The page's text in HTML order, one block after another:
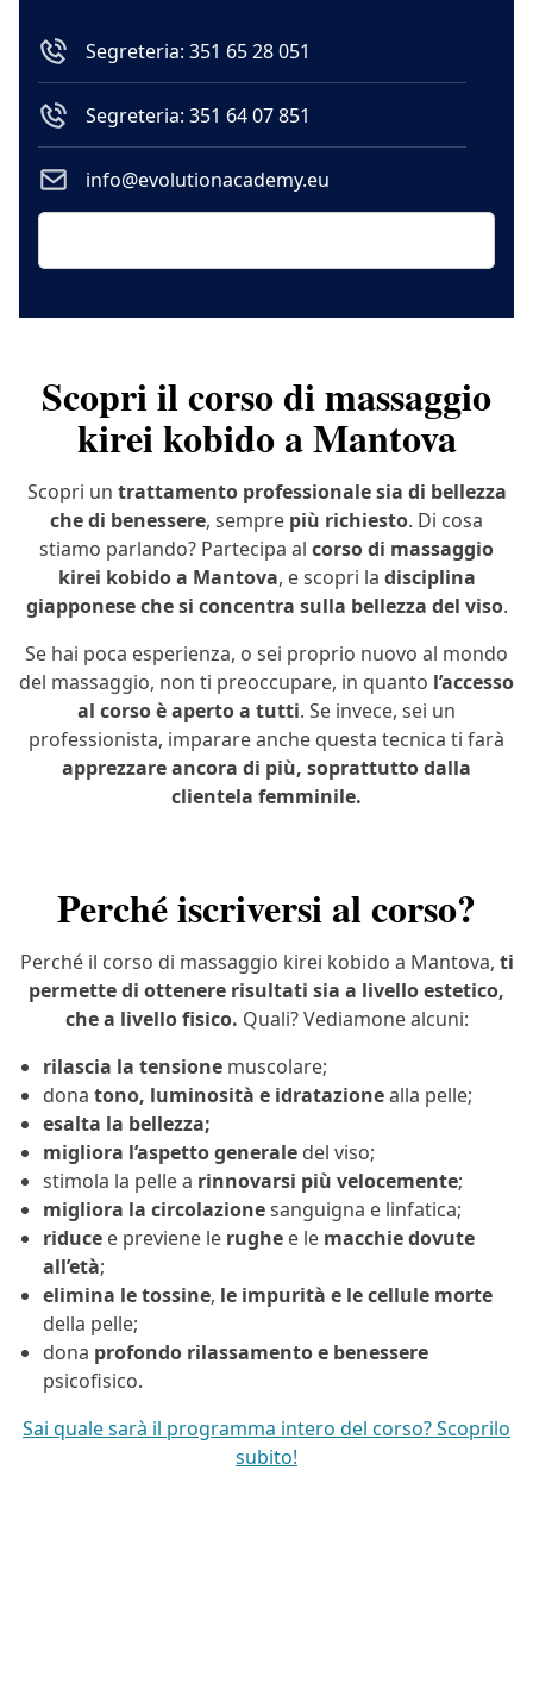
Segreteria: 351 65 28 051
Segreteria: 351 64 07 851
info@evolutionacademy.eu
Scopri il corso di massaggio
kirei kobido a Mantova
Scopri un trattamento professionale sia di bellezza
che di benessere, sempre più richiesto. Di cosa
stiamo parlando? Partecipa al corso di massaggio
kirei kobido a Mantova, e scopri la disciplina
giapponese che si concentra sulla bellezza del viso.
Se hai poca esperienza, o sei proprio nuovo al mondo
del massaggio, non ti preoccupare, in quanto l’accesso
al corso è aperto a tutti. Se invece, sei un
professionista, imparare anche questa tecnica ti farà
apprezzare ancora di più, soprattutto dalla
clientela femminile.
Perché iscriversi al corso?
Perché il corso di massaggio kirei kobido a Mantova, ti
permette di ottenere risultati sia a livello estetico,
che a livello fisico. Quali? Vediamone alcuni:
rilascia la tensione muscolare;
dona tono, luminosità e idratazionealla pelle;
esalta la bellezza;
migliora l’aspetto generale del viso;
stimola la pelle a rinnovarsi più velocemente;
migliora la circolazionesanguigna e linfatica;
riduce e previene le rughe e le macchie dovute
all’età;
elimina le tossine, le impurità e le cellule morte
della pelle;
dona profondo rilassamento e benessere
psicofisico.
Sai quale sarà il programma intero del corso? Scoprilo
subito!